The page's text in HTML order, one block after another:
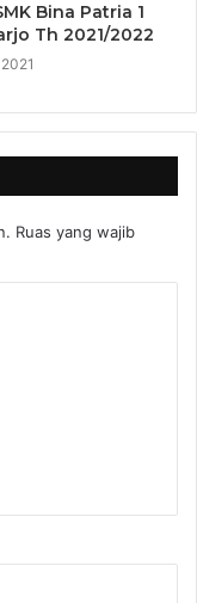
Bina Patria 1
Th 2021/2022
Ruas yang wajib